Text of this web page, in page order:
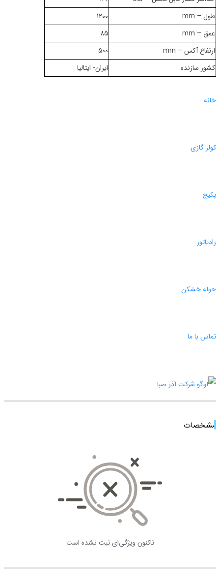
طول – mm
1200
عمق – mm
85
ارتفاع آکس – mm
500
کشور سازنده
ایران- ایتالیا
خانه
کولر گازی
پکیج
رادیاتور
حوله خشکن
تماس با ما
مشخصات
تاکنون ویژگی‌ای ثبت نشده است